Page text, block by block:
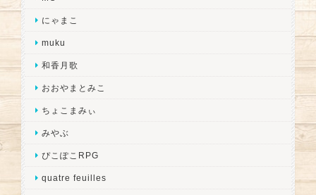
にゃまこ
muku
和香月歌
おおやまとみこ
ちょこまみぃ
みやぶ
ぴこぽこRPG
quatre feuilles